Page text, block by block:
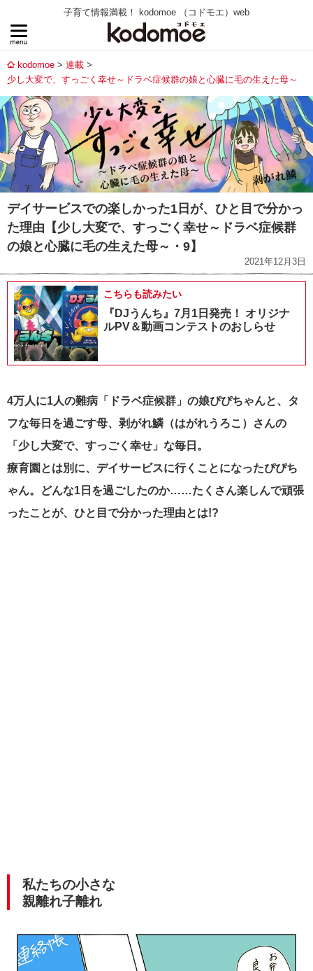
子育て情報満載！ kodomoe （コドモエ）web
kodomoe
連載
少し大変で、すっごく幸せ～ドラベ症候群の娘と心臓に毛の生えた母～
デイサービスでの楽しかった1日が、ひと目で分かっ
た理由【少し大変で、すっごく幸せ～ドラベ症候群
の娘と心臓に毛の生えた母～・9】
2021年12月3日
こちらも読みたい
『DJうんち』7月1日発売！ オリジナ
ルPV＆動画コンテストのおしらせ
4万人に1人の難病「ドラベ症候群」の娘ぴぴちゃんと、タ
フな毎日を過ごす母、剥がれ鱗（はがれうろこ）さんの
「少し大変で、すっごく幸せ」な毎日。
療育園とは別に、デイサービスに行くことになったぴぴち
ゃん。どんな1日を過ごしたのか……たくさん楽しんで頑張
ったことが、ひと目で分かった理由とは!?
私たちの小さな
親離れ子離れ